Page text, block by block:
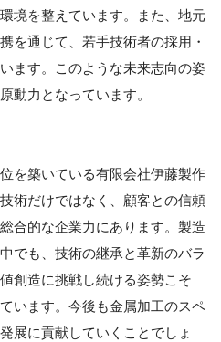
境を整えています。また、地元
を通じて、若手技術者の採用・
ます。このような未来志向の姿
動力となっています。
を築いている有限会社伊藤製作
術だけではなく、顧客との信頼
合的な企業力にあります。製造
でも、技術の継承と革新のバラ
創造に挑戦し続ける姿勢こそ
います。今後も金属加工のスペ
展に貢献していくことでしょ